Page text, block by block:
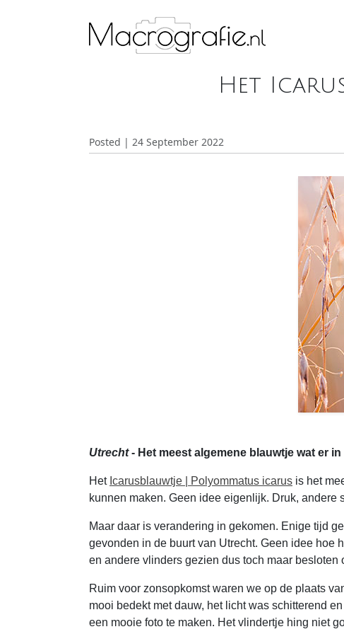
Het
Posted | 24 September 2022
Utrecht- Het meest algemene blauwtje wat er
Het Icarusblauwtje | Polyommatus icarus is het
kunnen maken. Geen idee eigenlijk. Druk,
Maar daar is verandering in gekomen. Enige tijd
gevonden in de buurt van Utrecht. Geen idee hoe
en andere vlinders gezien dus toch maar
Ruim voor zonsopkomst waren we op de plaats
mooi bedekt met dauw, het licht was schitterend
een mooie foto te maken. Het vlindertje hing niet